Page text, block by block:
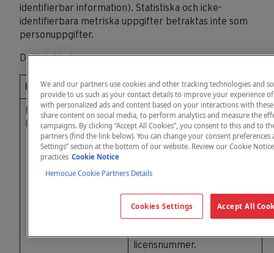
identifierbar information). Statistiska och icke-
identifierbara metriska uppgifter betraktas inte som
personuppgifter.
Detta inkluderar:
Kategori Detaljer
Identitet och
kontaktinformation
För- och efternamn, e-
postadress, postadress,
telefonnummer, jobbtitel,
intressen,
användarnamn och
adress och nationell
leverantörsidentifierare
licensnummer.
We and our partners use cookies and other tracking technologies and
provide to us such as your contact details to improve your experience
with personalized ads and content based on your interactions with
share content on social media, to perform analytics and measure the
campaigns. By clicking “Accept All Cookies”, you consent to this and to
partners (find the link below). You can change your consent preferences
Settings” section at the bottom of our website. Review our Cookie
practices Cookie Notice
Hemocue Cookie Partners Details
Cookies Settings Accept All